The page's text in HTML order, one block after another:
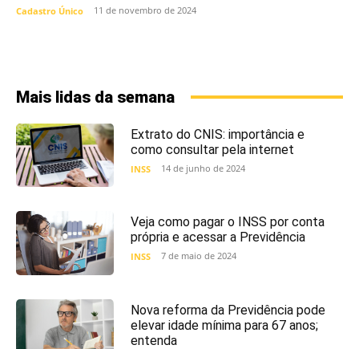
Cadastro Único 11 de novembro de 2024
Mais lidas da semana
Extrato do CNIS: importância e
como consultar pela internet
INSS 14 de junho de 2024
Veja como pagar o INSS por conta
própria e acessar a Previdência
INSS 7 de maio de 2024
Nova reforma da Previdência pode
elevar idade mínima para 67 anos;
entenda